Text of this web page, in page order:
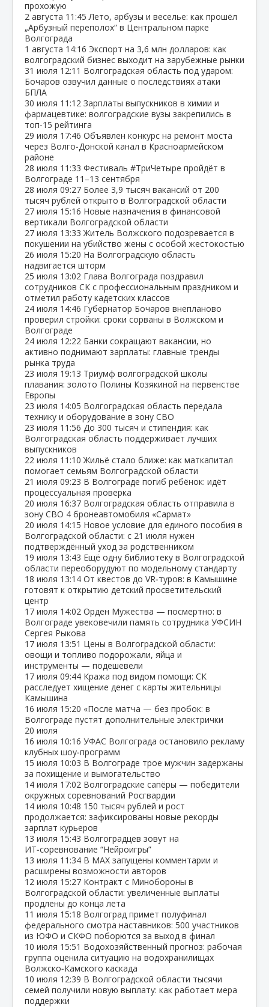
прохожую
2 августа 11:45 Лето, арбузы и веселье: как прошёл
„Арбузный переполох“ в Центральном парке
Волгограда
1 августа 14:16 Экспорт на 3,6 млн долларов: как
волгоградский бизнес выходит на зарубежные рынки
31 июля 12:11 Волгоградская область под ударом:
Бочаров озвучил данные о последствиях атаки
БПЛА
30 июля 11:12 Зарплаты выпускников в химии и
фармацевтике: волгоградские вузы закрепились в
топ‑15 рейтинга
29 июля 17:46 Объявлен конкурс на ремонт моста
через Волго‑Донской канал в Красноармейском
районе
28 июля 11:33 Фестиваль #ТриЧетыре пройдёт в
Волгограде 11–13 сентября
28 июля 09:27 Более 3,9 тысяч вакансий от 200
тысяч рублей открыто в Волгоградской области
27 июля 15:16 Новые назначения в финансовой
вертикали Волгоградской области
27 июля 13:33 Житель Волжского подозревается в
покушении на убийство жены с особой жестокостью
26 июля 15:20 На Волгоградскую область
надвигается шторм
25 июля 13:02 Глава Волгограда поздравил
сотрудников СК с профессиональным праздником и
отметил работу кадетских классов
24 июля 14:46 Губернатор Бочаров внепланово
проверил стройки: сроки сорваны в Волжском и
Волгограде
24 июля 12:22 Банки сокращают вакансии, но
активно поднимают зарплаты: главные тренды
рынка труда
23 июля 19:13 Триумф волгоградской школы
плавания: золото Полины Козякиной на первенстве
Европы
23 июля 14:05 Волгоградская область передала
технику и оборудование в зону СВО
23 июля 11:56 До 300 тысяч и стипендия: как
Волгоградская область поддерживает лучших
выпускников
22 июля 11:10 Жильё стало ближе: как маткапитал
помогает семьям Волгоградской области
21 июля 09:23 В Волгограде погиб ребёнок: идёт
процессуальная проверка
20 июля 16:37 Волгоградская область отправила в
зону СВО 4 бронеавтомобиля «Сармат»
20 июля 14:15 Новое условие для единого пособия в
Волгоградской области: с 21 июля нужен
подтверждённый уход за родственником
19 июля 13:43 Ещё одну библиотеку в Волгоградской
области переоборудуют по модельному стандарту
18 июля 13:14 От квестов до VR‑туров: в Камышине
готовят к открытию детский просветительский
центр
17 июля 14:02 Орден Мужества — посмертно: в
Волгограде увековечили память сотрудника УФСИН
Сергея Рыкова
17 июля 13:51 Цены в Волгоградской области:
овощи и топливо подорожали, яйца и
инструменты — подешевели
17 июля 09:44 Кража под видом помощи: СК
расследует хищение денег с карты жительницы
Камышина
16 июля 15:20 «После матча — без пробок: в
Волгограде пустят дополнительные электрички
20 июля
16 июля 10:16 УФАС Волгограда остановило рекламу
клубных шоу‑программ
15 июля 10:03 В Волгограде трое мужчин задержаны
за похищение и вымогательство
14 июля 17:02 Волгоградские сапёры — победители
окружных соревнований Росгвардии
14 июля 10:48 150 тысяч рублей и рост
продолжается: зафиксированы новые рекорды
зарплат курьеров
13 июля 15:43 Волгоградцев зовут на
ИТ‑соревнование “Нейроигры”
13 июля 11:34 В МАХ запущены комментарии и
расширены возможности авторов
12 июля 15:27 Контракт с Минобороны в
Волгоградской области: увеличенные выплаты
продлены до конца лета
11 июля 15:18 Волгоград примет полуфинал
федерального смотра наставников: 500 участников
из ЮФО и СКФО поборются за выход в финал
10 июля 15:51 Водохозяйственный прогноз: рабочая
группа оценила ситуацию на водохранилищах
Волжско‑Камского каскада
10 июля 12:39 В Волгоградской области тысячи
семей получили новую выплату: как работает мера
поддержки